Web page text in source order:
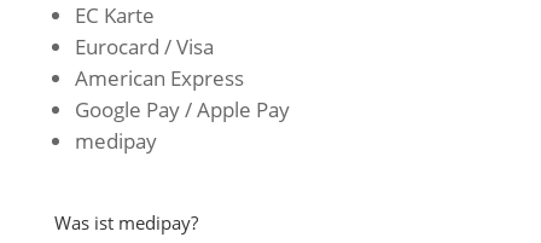
EC Karte
Eurocard / Visa
American Express
Google Pay / Apple Pay
medipay
Was ist medipay?